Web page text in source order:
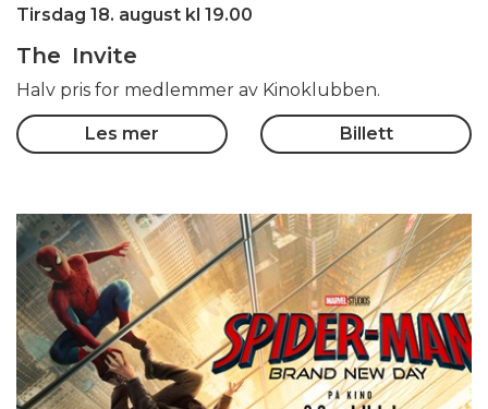
Tirsdag 18. august kl 19.00
The Invite
Halv pris for medlemmer av Kinoklubben.
Les mer Billett